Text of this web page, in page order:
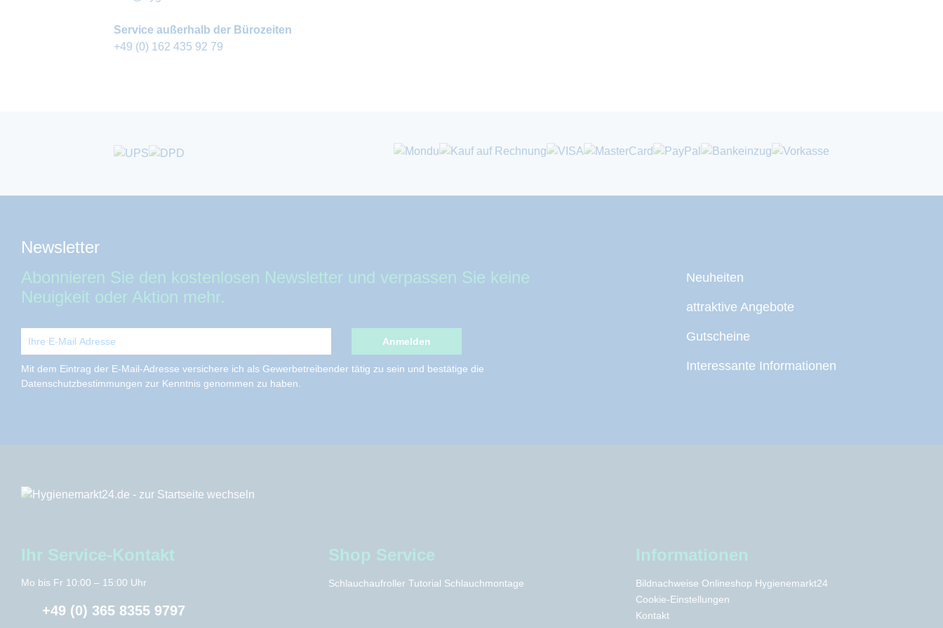
Service außerhalb der Bürozeiten
+49 (0) 162 435 92 79
Newsletter
Abonnieren Sie den kostenlosen Newsletter und verpassen Sie keine
Neuigkeit oder Aktion mehr.
Anmelden
Mit dem Eintrag der E-Mail-Adresse versichere ich als Gewerbetreibender tätig zu sein und bestätige die
Datenschutzbestimmungen zur Kenntnis genommen zu haben.
Neuheiten
attraktive Angebote
Gutscheine
Interessante Informationen
Ihr Service-Kontakt
Mo bis Fr 10:00 – 15:00 Uhr
+49 (0) 365 8355 9797
Shop Service
Schlauchaufroller Tutorial Schlauchmontage
Informationen
Bildnachweise Onlineshop Hygienemarkt24
Cookie-Einstellungen
Kontakt